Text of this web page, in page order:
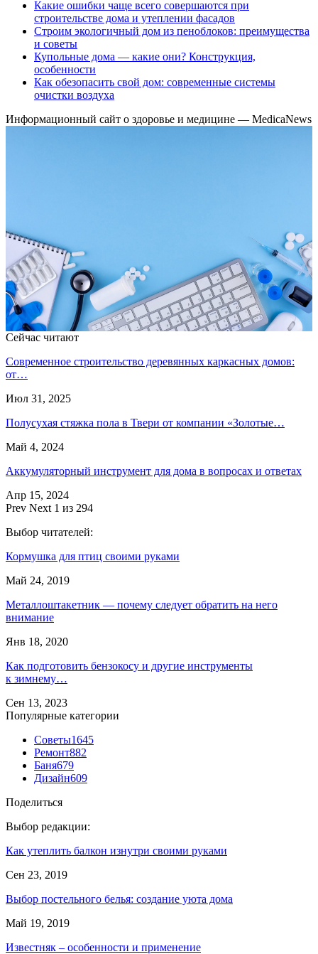
Какие ошибки чаще всего совершаются при
строительстве дома и утеплении фасадов
Строим экологичный дом из пеноблоков: преимущества
и советы
Купольные дома — какие они? Конструкция,
особенности
Как обезопасить свой дом: современные системы
очистки воздуха
Информационный сайт о здоровье и медицине — MedicaNews
Сейчас читают
Современное строительство деревянных каркасных домов:
от…
Июл 31, 2025
Полусухая стяжка пола в Твери от компании «Золотые…
Май 4, 2024
Аккумуляторный инструмент для дома в вопросах и ответах
Апр 15, 2024
Prev Next 1 из 294
Выбор читателей:
Кормушка для птиц своими руками
Май 24, 2019
Металлоштакетник — почему следует обратить на него
внимание
Янв 18, 2020
Как подготовить бензокосу и другие инструменты
к зимнему…
Сен 13, 2023
Популярные категории
Советы1645
Ремонт882
Баня679
Дизайн609
Поделиться
Выбор редакции:
Как утеплить балкон изнутри своими руками
Сен 23, 2019
Выбор постельного белья: создание уюта дома
Май 19, 2019
Известняк – особенности и применение